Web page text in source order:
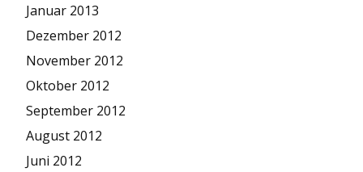
Januar 2013
Dezember 2012
November 2012
Oktober 2012
September 2012
August 2012
Juni 2012